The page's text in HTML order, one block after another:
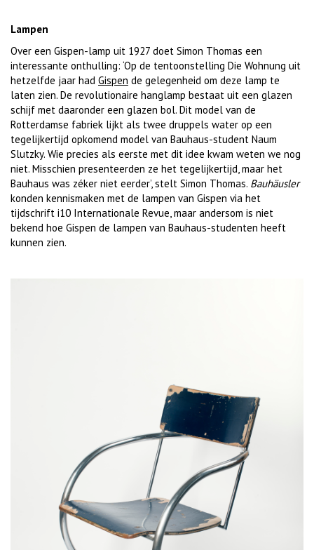
Lampen
Over een Gispen-lamp uit 1927 doet Simon Thomas een
interessante onthulling: ‘Op de tentoonstelling Die Wohnung uit
hetzelfde jaar had Gispen de gelegenheid om deze lamp te
laten zien. De revolutionaire hanglamp bestaat uit een glazen
schijf met daaronder een glazen bol. Dit model van de
Rotterdamse fabriek lijkt als twee druppels water op een
tegelijkertijd opkomend model van Bauhaus-student Naum
Slutzky. Wie precies als eerste met dit idee kwam weten we nog
niet. Misschien presenteerden ze het tegelijkertijd, maar het
Bauhaus was zéker niet eerder’, stelt Simon Thomas. Bauhäusler
konden kennismaken met de lampen van Gispen via het
tijdschrift i10 Internationale Revue, maar andersom is niet
bekend hoe Gispen de lampen van Bauhaus-studenten heeft
kunnen zien.